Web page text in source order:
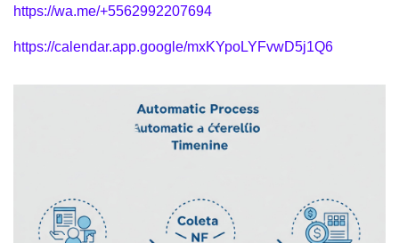
https://wa.me/+5562992207694
https://calendar.app.google/mxKYpoLYFvwD5j1Q6